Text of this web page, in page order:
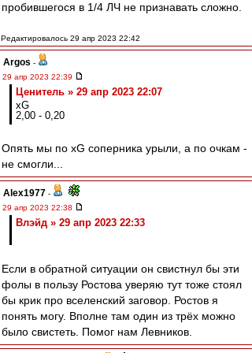
пробившегося в 1/4 ЛЧ не признавать сложно.
Редактировалось 29 апр 2023 22:42
Argos -
29 апр 2023 22:39
Ценитель » 29 апр 2023 22:07
xG
2,00 - 0,20
Опять мы по xG соперника урыли, а по очкам -
не смогли...
Alex1977 -
29 апр 2023 22:38
Влэйд » 29 апр 2023 22:33
Если в обратной ситуации он свистнул бы эти
фолы в пользу Ростова уверяю тут тоже стоял
бы крик про вселенский заговор. Ростов я
понять могу. Вполне там один из трёх можно
было свистеть. Помог нам Левников.